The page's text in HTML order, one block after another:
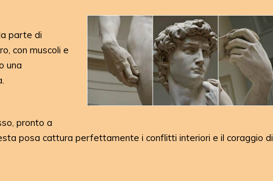
parte di
con muscoli e
una
pronto a
posa cattura perfettamente i conflitti interiori e il coraggio di